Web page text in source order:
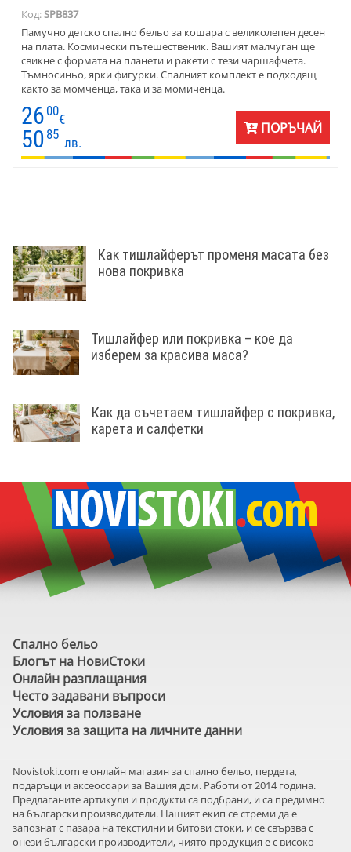
Код:SPB837
Памучно детско спално бельо за кошара с великолепен десен
на плата. Космически пътешественик. Вашият малчуган ще
свикне с формата на планети и ракети с тези чаршафчета.
Тъмносиньо, ярки фигурки. Спалният комплект е подходящ
както за момченца, така и за момиченца.
26 00
€
50 85
лв.
ПОРЪЧАЙ
Как тишлайферът променя масата без
нова покривка
Тишлайфер или покривка – кое да
изберем за красива маса?
Как да съчетаем тишлайфер с покривка,
карета и салфетки
Спално бельо
Блогът на НовиСтоки
Онлайн разплащания
Често задавани въпроси
Условия за ползване
Условия за защита на личните данни
Novistoki.com e онлайн магазин за спално бельо, пердета,
подаръци и аксеосоари за Вашия дом. Работи от 2014 година.
Предлаганите артикули и продукти са подбрани, и са предимно
на български производители. Нашият екип се стреми да е
запознат с пазара на текстилни и битови стоки, и се свързва с
онези български производители, чиято продукция е с високо